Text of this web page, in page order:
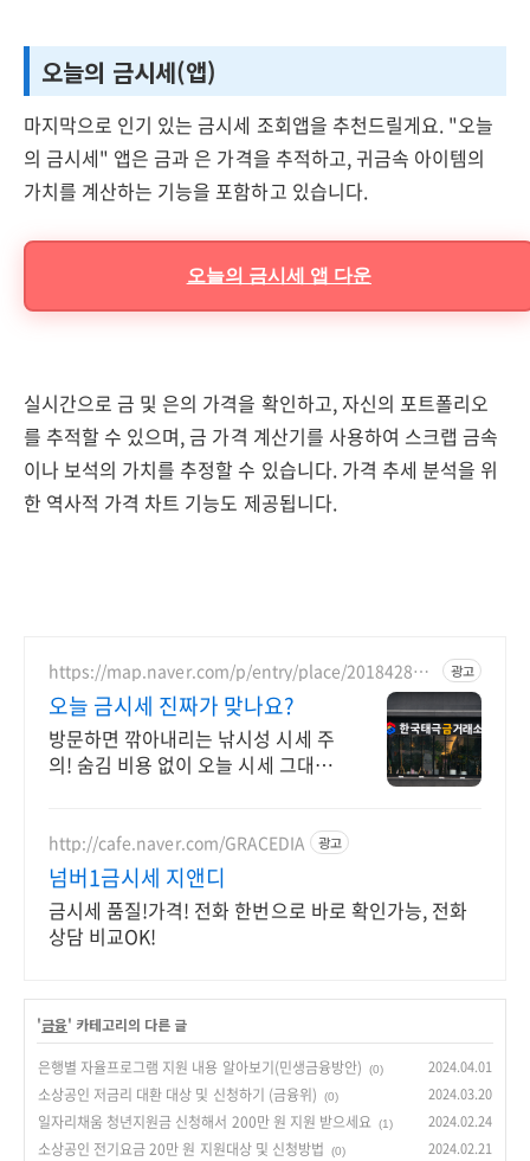
오늘의 금시세(앱)
마지막으로 인기 있는 금시세 조회앱을 추천드릴게요. "오늘
의 금시세" 앱은 금과 은 가격을 추적하고, 귀금속 아이템의
가치를 계산하는 기능을 포함하고 있습니다.
오늘의 금시세 앱 다운
실시간으로 금 및 은의 가격을 확인하고, 자신의 포트폴리오
를 추적할 수 있으며, 금 가격 계산기를 사용하여 스크랩 금속
이나 보석의 가치를 추정할 수 있습니다. 가격 추세 분석을 위
한 역사적 가격 차트 기능도 제공됩니다.
https://map.naver.com/p/entry/place/201842829
광고
오늘 금시세 진짜가 맞나요?
방문하면 깎아내리는 낚시성 시세 주
의! 숨김 비용 없이 오늘 시세 그대로
http://cafe.naver.com/GRACEDIA 광고
넘버1금시세 지앤디
금시세 품질!가격! 전화 한번으로 바로 확인가능, 전화
상담 비교OK!
'금융' 카테고리의 다른 글
은행별 자율프로그램 지원 내용 알아보기(민생금융방안) (0) 2024.04.01
소상공인 저금리 대환 대상 및 신청하기 (금융위) (0) 2024.03.20
일자리채움 청년지원금 신청해서 200만 원 지원 받으세요 (1) 2024.02.24
소상공인 전기요금 20만 원 지원대상 및 신청방법 (0) 2024.02.21